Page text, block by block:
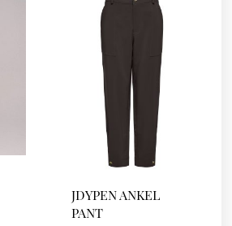
JDYPEN ANKEL
PANT